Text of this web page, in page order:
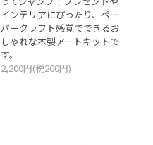
インテリアにぴったり、ペー
パークラフト感覚でできるお
しゃれな木製アートキットで
す。
2,200円(税200円)